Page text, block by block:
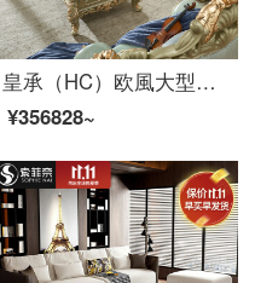
皇承（HC）欧風大型リビングソファセット実木別荘ソファセットM-130
¥356828~